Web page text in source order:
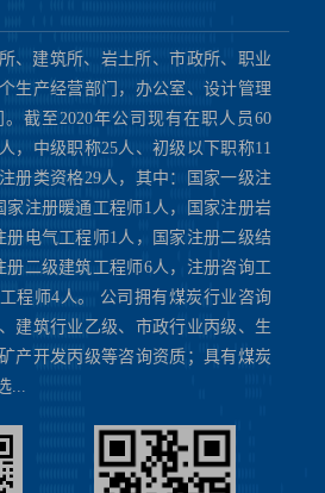
、建筑所、岩土所、市政所、职业
生产经营部门，办公室、设计管理
截至2020年公司现有在职人员60
，中级职称25人、初级以下职称11
册类资格29人，其中：国家一级注
家注册暖通工程师1人，国家注册岩
册电气工程师1人，国家注册二级结
册二级建筑工程师6人，注册咨询工
程师4人。 公司拥有煤炭行业咨询
建筑行业乙级、市政行业丙级、生
产开发丙级等咨询资质；具有煤炭
...